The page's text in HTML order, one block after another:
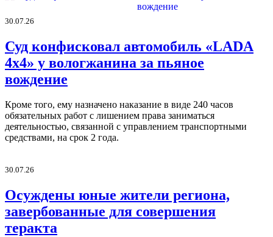
30.07.26
Суд конфисковал автомобиль «LADA
4х4» у вологжанина за пьяное
вождение
Кроме того, ему назначено наказание в виде 240 часов
обязательных работ с лишением права заниматься
деятельностью, связанной с управлением транспортными
средствами, на срок 2 года.
30.07.26
Осуждены юные жители региона,
завербованные для совершения
теракта